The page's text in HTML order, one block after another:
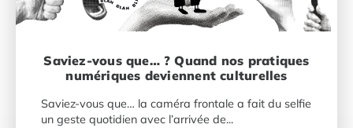
Saviez-vous que… ? Quand nos pratiques
numériques deviennent culturelles
Saviez-vous que… la caméra frontale a fait du selfie
un geste quotidien avec l’arrivée de...